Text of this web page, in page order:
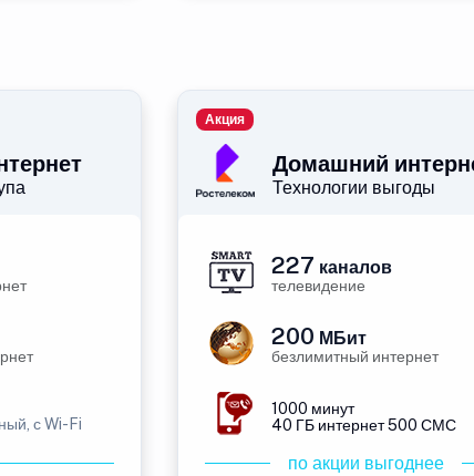
с Wi-Fi
Домашний
Технологии выгоды
Акция
227 каналов
телевидение
200 МБит
безлимитный интернет
1000 минут
40 ГБ интернет 500 СМС
по акции выгоднее